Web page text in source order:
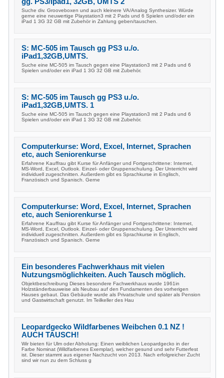
Suche div. Grooveboxen und auch kleinere VA/Analog Synthesizer. Würde
gerne eine neuwertige Playstation3 mit 2 Pads und 6 Spielen und/oder ein
iPad 1 3G 32 GB mit Zubehör in Zahlung geben/tauschen.
S: MC-505 im Tausch gg PS3 u./o.
iPad1,32GB,UMTS.
Suche eine MC-505 im Tausch gegen eine Playstation3 mit 2 Pads und 6
Spielen und/oder ein iPad 1 3G 32 GB mit Zubehör.
S: MC-505 im Tausch gg PS3 u./o.
iPad1,32GB,UMTS. 1
Suche eine MC-505 im Tausch gegen eine Playstation3 mit 2 Pads und 6
Spielen und/oder ein iPad 1 3G 32 GB mit Zubehör.
Computerkurse: Word, Excel, Internet, Sprachen
etc, auch Seniorenkurse
Erfahrene Kauffrau gibt Kurse für Anfänger und Fortgeschrittene: Internet,
MS-Word, Excel, Outlook. Einzel- oder Gruppenschulung. Der Unterricht wird
individuell zugeschnitten. Außerdem gibt es Sprachkurse in Englisch,
Französisch und Spanisch. Gerne
Computerkurse: Word, Excel, Internet, Sprachen
etc, auch Seniorenkurse 1
Erfahrene Kauffrau gibt Kurse für Anfänger und Fortgeschrittene: Internet,
MS-Word, Excel, Outlook. Einzel- oder Gruppenschulung. Der Unterricht wird
individuell zugeschnitten. Außerdem gibt es Sprachkurse in Englisch,
Französisch und Spanisch. Gerne
Ein besonderes Fachwerkhaus mit vielen
Nutzungsmöglichkeiten. Auch Tausch möglich.
Objektbeschreibung Dieses besondere Fachwerkhaus wurde 1961in
Holzständerbauweise als Neubau auf den Fundamenten des vorherigen
Hauses gebaut. Das Gebäude wurde als Privatschule und später als Pension
und Gastwirtschaft genutzt. Im Teilkeller des Hau
Leopardgecko Wildfarbenes Weibchen 0.1 NZ !
AUCH TAUSCH!
Wir bieten für Ulm oder Abholung: Einen weiblichen Leopardgecko in der
Farbe Nominat (Wildfarbenes Exemplar), welcher gesund und sehr Futterfest
ist. Dieser stammt aus eigener Nachzucht von 2013. Nach erfolgreicher Zucht
sind wir nun zu dem Schluss g